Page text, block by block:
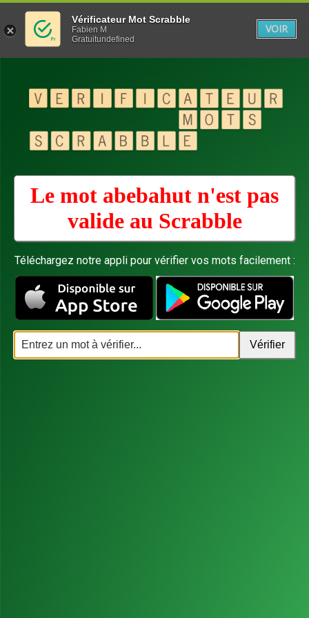
Le mot abebahut n'est pas
valide au Scrabble
Téléchargez notre appli pour vérifier vos mots facilement :
Vérificateur Mot Scrabble
Fabien M
Gratuitundefined
VOIR